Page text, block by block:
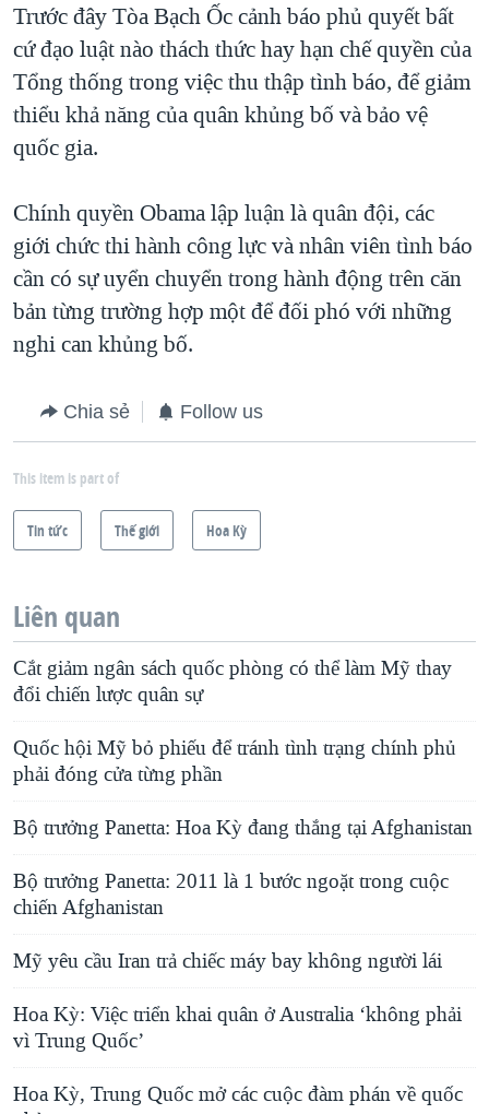
Trước đây Tòa Bạch Ốc cảnh báo phủ quyết bất
cứ đạo luật nào thách thức hay hạn chế quyền của
Tổng thống trong việc thu thập tình báo, để giảm
thiểu khả năng của quân khủng bố và bảo vệ
quốc gia.
Chính quyền Obama lập luận là quân đội, các
giới chức thi hành công lực và nhân viên tình báo
cần có sự uyển chuyển trong hành động trên căn
bản từng trường hợp một để đối phó với những
nghi can khủng bố.
Chia sẻ Follow us
This item is part of
Tin tức Thế giới Hoa Kỳ
Liên quan
Cắt giảm ngân sách quốc phòng có thể làm Mỹ thay
đổi chiến lược quân sự
Quốc hội Mỹ bỏ phiếu để tránh tình trạng chính phủ
phải đóng cửa từng phần
Bộ trưởng Panetta: Hoa Kỳ đang thắng tại Afghanistan
Bộ trưởng Panetta: 2011 là 1 bước ngoặt trong cuộc
chiến Afghanistan
Mỹ yêu cầu Iran trả chiếc máy bay không người lái
Hoa Kỳ: Việc triển khai quân ở Australia ‘không phải
vì Trung Quốc’
Hoa Kỳ, Trung Quốc mở các cuộc đàm phán về quốc